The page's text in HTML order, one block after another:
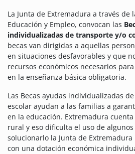
La Junta de Extremadura a través de
Educación y Empleo, convocan las
individualizadas de transporte y/o
becas van dirigidas a aquellas
en situaciones desfavorables y que
recursos económicos necesarios
en la enseñanza básica obligatoria.
Las Becas ayudas individualizadas
escolar ayudan a las familias a
en la educación. Extremadura
rural y eso dificulta el uso de algunos
solucionarlo la Junta de Extremadura
con una dotación económica